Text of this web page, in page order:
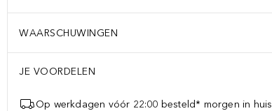
WAARSCHUWINGEN
JE VOORDELEN
Op werkdagen vóór 22:00 besteld* morgen in huis